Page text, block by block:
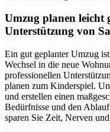
Umzug planen leicht
Unterstützung von
Ein gut geplanter Umzug
Wechsel in die neue
professionellen
planen zum Kinderspiel.
und erstellen einen
Bedürfnisse und den
sparen Sie Zeit, Nerven